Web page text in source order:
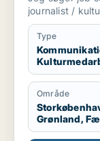
journalist /
Type
Område
Grønland,